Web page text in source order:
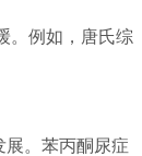
。例如，唐氏综
展。苯丙酮尿症